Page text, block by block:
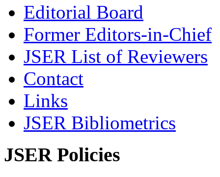
Editorial Board
Former Editors-in-Chief
JSER List of Reviewers
Contact
Links
JSER Bibliometrics
JSER Policies